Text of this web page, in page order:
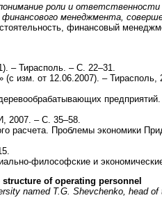
роли и
менеджмента,
финансовый
– Тирасполь. – С. 22–31.
изм. от 12.06.2007). – Тирасполь,
2007. – С. 35–58.
расчета. Проблемы экономики
философские и
of operating personnel
named T.G. Shevchenko, head